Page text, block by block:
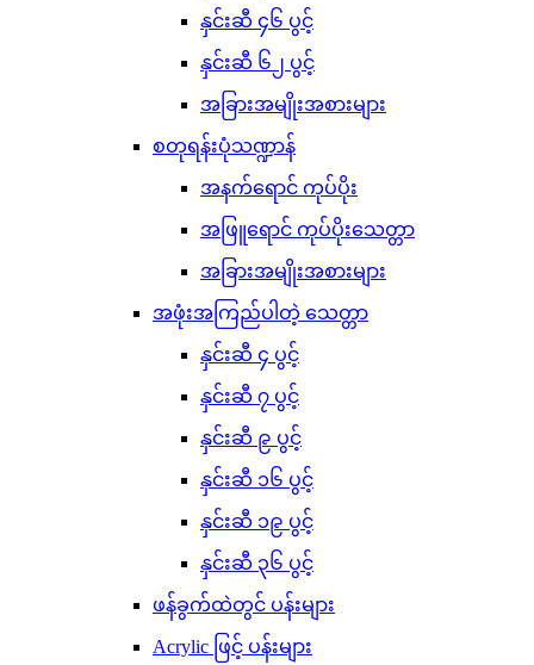
နှင်းဆီ ၄၆ ပွင့်
နှင်းဆီ ၆၂ ပွင့်
အခြားအမျိုးအစားများ
စတုရန်းပုံသဏ္ဍာန်
အနက်ရောင် ကုပ်ပိုး
အဖြူရောင် ကုပ်ပိုးသေတ္တာ
အခြားအမျိုးအစားများ
အဖုံးအကြည်ပါတဲ့ သေတ္တာ
နှင်းဆီ ၄ ပွင့်
နှင်းဆီ ၇ ပွင့်
နှင်းဆီ ၉ ပွင့်
နှင်းဆီ ၁၆ ပွင့်
နှင်းဆီ ၁၉ ပွင့်
နှင်းဆီ ၃၆ ပွင့်
ဖန်ခွက်ထဲတွင် ပန်းများ
Acrylic ဖြင့် ပန်းများ